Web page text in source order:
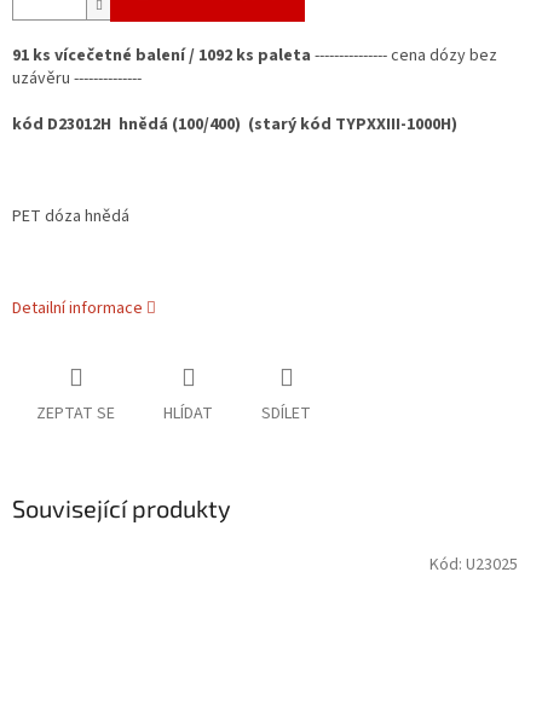
91 ks vícečetné balení / 1092 ks paleta ---------------cena dózy bez
uzávěru --------------
kód D23012H hnědá (100/400) (starý kód TYPXXIII-1000H)
PET dóza hnědá
Detailní informace
ZEPTAT SE HLÍDAT SDÍLET
Související produkty
Kód: U23025